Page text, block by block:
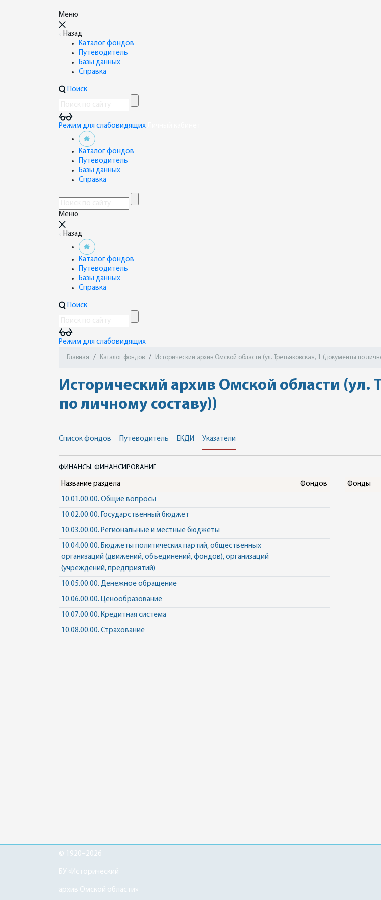
Меню
Назад
Каталог фондов
Путеводитель
Базы данных
Справка
Поиск
Режим для слабовидящих
Каталог фондов
Путеводитель
Базы данных
Справка
Меню
Назад
Каталог фондов
Путеводитель
Базы данных
Справка
Поиск
Режим для слабовидящих
Главная Каталог фондов Исторический архив Омской области (ул. Третьяковская, 1 (документы по
Исторический архив Омской области (ул.
по личному составу))
Список фондов Путеводитель ЕКДИ Указатели
ФИНАНСЫ. ФИНАНСИРОВАНИЕ
Название раздела Фондов
10.01.00.00. Общие вопросы
10.02.00.00. Государственный бюджет
10.03.00.00. Региональные и местные бюджеты
10.04.00.00. Бюджеты политических партий, общественных
организаций (движений, объединений, фондов), организаций
(учреждений, предприятий)
10.05.00.00. Денежное обращение
10.06.00.00. Ценообразование
10.07.00.00. Кредитная система
10.08.00.00. Страхование
Фонды
© 1920–2026
БУ «Исторический
архив Омской области»